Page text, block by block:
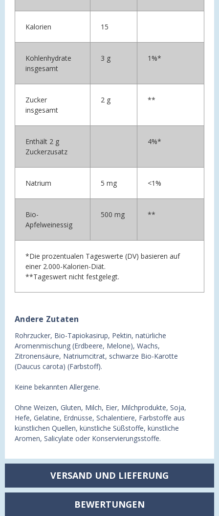
Kalorien 15
Kohlenhydrate
insgesamt
3 g 1%*
Zucker
insgesamt
2 g **
Enthält 2 g
Zuckerzusatz
4%*
Natrium 5 mg <1%
Bio-
Apfelweinessig
500 mg **
*Die prozentualen Tageswerte (DV) basieren auf
einer 2.000-Kalorien-Diät.
**Tageswert nicht festgelegt.
Andere Zutaten
Rohrzucker, Bio-Tapiokasirup, Pektin, natürliche
Aromenmischung (Erdbeere, Melone), Wachs,
Zitronensäure, Natriumcitrat, schwarze Bio-Karotte
(Daucus carota) (Farbstoff).
Keine bekannten Allergene.
Ohne Weizen, Gluten, Milch, Eier, Milchprodukte, Soja,
Hefe, Gelatine, Erdnüsse, Schalentiere, Farbstoffe aus
künstlichen Quellen, künstliche Süßstoffe, künstliche
Aromen, Salicylate oder Konservierungsstoffe.
VERSAND UND LIEFERUNG
BEWERTUNGEN